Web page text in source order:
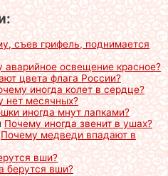
съев грифель, поднимается
аварийное освещение красное?
цвета флага России?
иногда колет в сердце?
нет месячных?
иногда мнут лапками?
Почему иногда звенит в ушах?
Почему медведи впадают в
вши?
берутся вши?